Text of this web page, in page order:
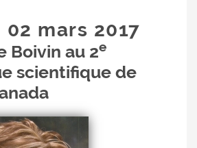
02 mars 2017
Boivin au 2e
scientifique de